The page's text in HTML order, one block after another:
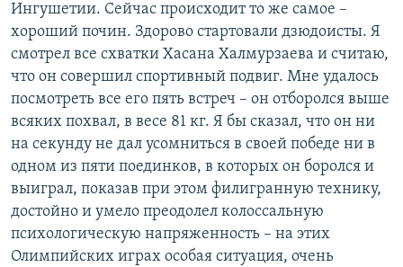
Ингушетии. Сейчас происходит то же самое –
хороший почин. Здорово стартовали дзюдоисты. Я
смотрел все схватки Хасана Халмурзаева и считаю,
что он совершил спортивный подвиг. Мне удалось
посмотреть все его пять встреч – он отборолся выше
всяких похвал, в весе 81 кг. Я бы сказал, что он ни
на секунду не дал усомниться в своей победе ни в
одном из пяти поединков, в которых он боролся и
выиграл, показав при этом филигранную технику,
достойно и умело преодолел колоссальную
психологическую напряженность – на этих
Олимпийских играх особая ситуация, очень